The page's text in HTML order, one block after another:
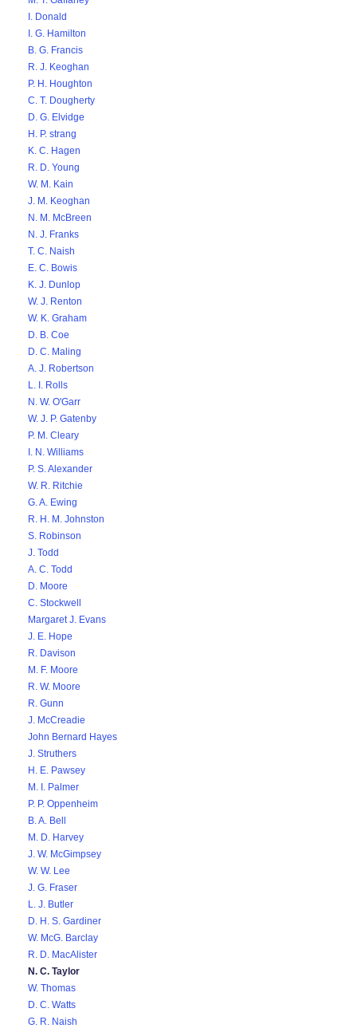
I. Donald
I. G. Hamilton
B. G. Francis
R. J. Keoghan
P. H. Houghton
C. T. Dougherty
D. G. Elvidge
H. P. strang
K. C. Hagen
R. D. Young
W. M. Kain
J. M. Keoghan
N. M. McBreen
N. J. Franks
T. C. Naish
E. C. Bowis
K. J. Dunlop
W. J. Renton
W. K. Graham
D. B. Coe
D. C. Maling
A. J. Robertson
L. I. Rolls
N. W. O'Garr
W. J. P. Gatenby
P. M. Cleary
I. N. Williams
P. S. Alexander
W. R. Ritchie
G. A. Ewing
R. H. M. Johnston
S. Robinson
J. Todd
A. C. Todd
D. Moore
C. Stockwell
Margaret J. Evans
J. E. Hope
R. Davison
M. F. Moore
R. W. Moore
R. Gunn
J. McCreadie
John Bernard Hayes
J. Struthers
H. E. Pawsey
M. I. Palmer
P. P. Oppenheim
B. A. Bell
M. D. Harvey
J. W. McGimpsey
W. W. Lee
J. G. Fraser
L. J. Butler
D. H. S. Gardiner
W. McG. Barclay
R. D. MacAlister
N. C. Taylor
W. Thomas
D. C. Watts
G. R. Naish